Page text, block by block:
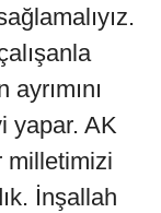
yapar. AK
milletimizi
İnşallah